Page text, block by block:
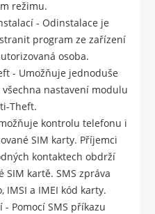
režimu.
- Odinstalace je
program ze zařízení
osoba.
- Umožňuje jednoduše
nastavení modulu
Theft.
kontrolu telefonu i
SIM karty. Příjemci
kontaktech obdrží
SIM kartě. SMS zpráva
IMSI a IMEI kód karty.
- Pomocí SMS příkazu